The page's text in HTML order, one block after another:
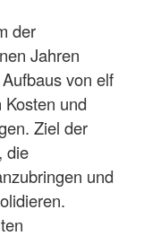
der
Jahren
von elf
und
Ziel der
die
und